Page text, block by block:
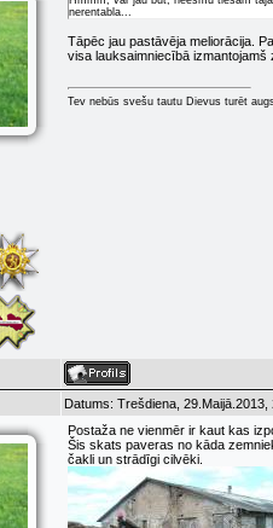
nerentabla...
Tāpēc jau pastāvēja meliorācija.
visa lauksaimniecībā izmantojamš
Tev nebūs svešu tautu Dievus turēt
Datums: Trešdiena,
Postaža ne vienmēr ir kaut kas
Šis skats paveras no kāda
čakli un strādīgi cilvēki.